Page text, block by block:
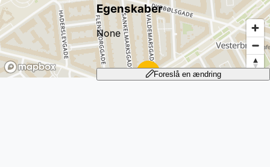
Egenskaber
None
Foreslå en ændring